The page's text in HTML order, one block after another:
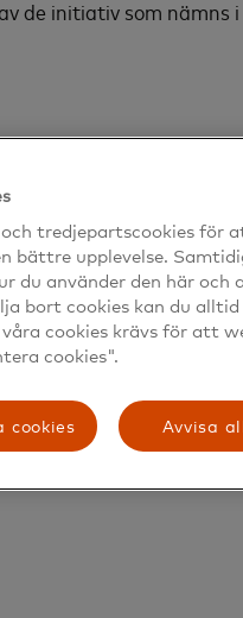
de initiativ som nämns
handledning,
PRO, SPF
ihop med landets
lugnt och pedagogiskt
på sociala medier,
och tredjepartscookies
bättre upplevelse.
du använder den här
bort cookies kan du
cookies krävs för att
cookies".
cookies Avvisa